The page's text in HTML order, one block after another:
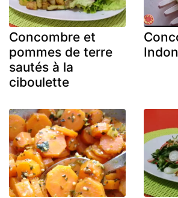
Concombre et
pommes de terre
sautés à la
ciboulette